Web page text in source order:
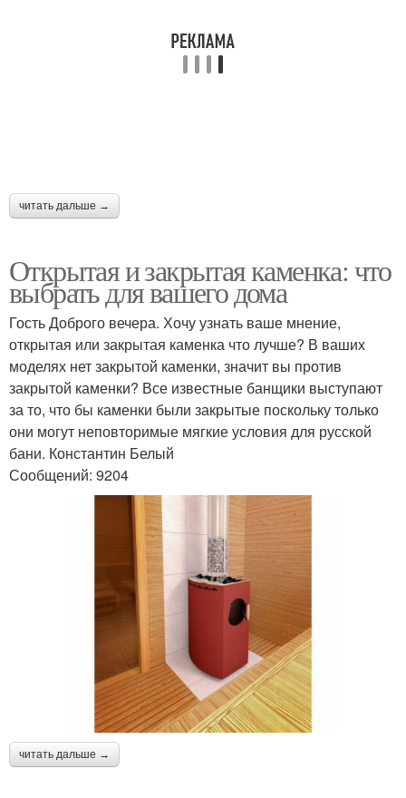
читать дальше →
Открытая и закрытая каменка: что
выбрать для вашего дома
Гость Доброго вечера. Хочу узнать ваше мнение,
открытая или закрытая каменка что лучше? В ваших
моделях нет закрытой каменки, значит вы против
закрытой каменки? Все известные банщики выступают
за то, что бы каменки были закрытые поскольку только
они могут неповторимые мягкие условия для русской
бани. Константин Белый
Сообщений: 9204
читать дальше →